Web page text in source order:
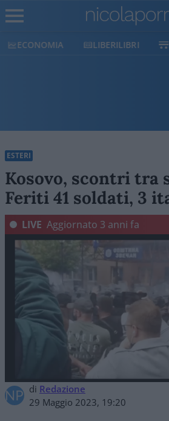
ECONOMIA LIBERILIBRI
ESTERI
Kosovo, scontri tra
Feriti 41 soldati, 3
di Redazione
29 Maggio 2023, 19:20
LIVE Aggiornato 3 anni fa